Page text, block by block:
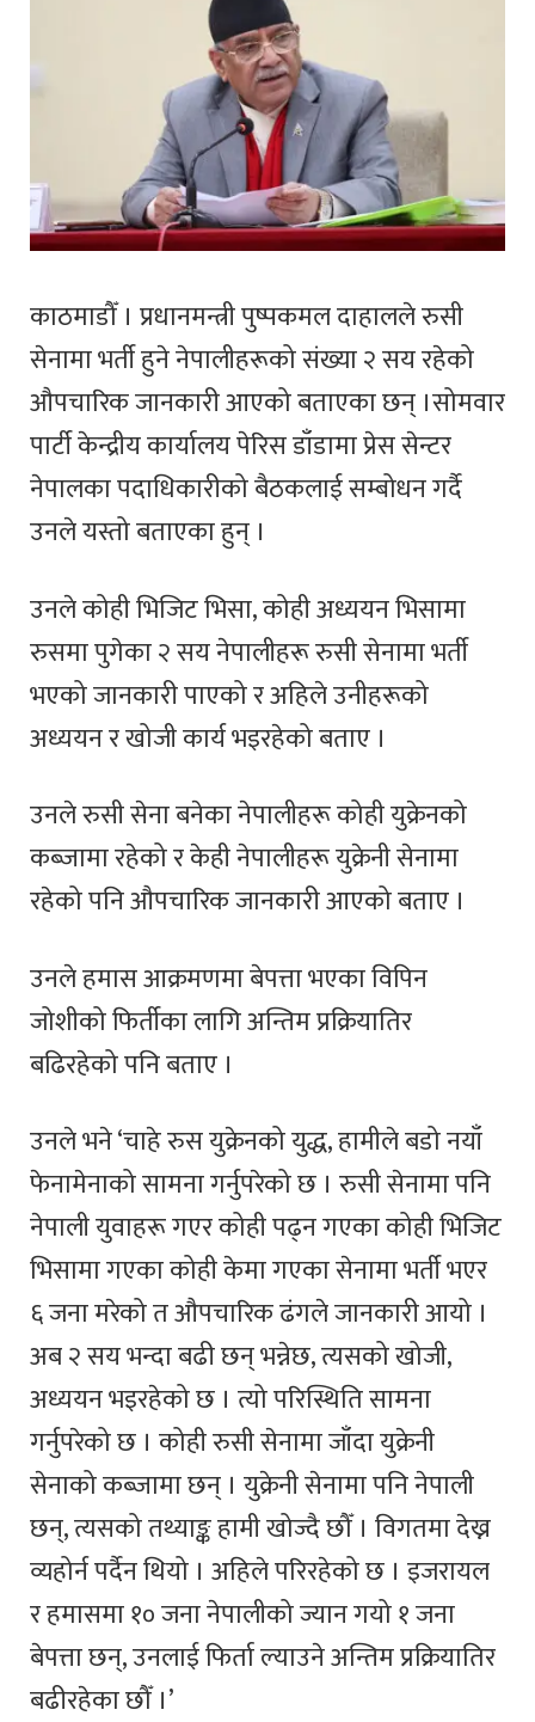
काठमाडौँ । प्रधानमन्त्री पुष्पकमल दाहालले रुसी
सेनामा भर्ती हुने नेपालीहरूको संख्या २ सय रहेको
औपचारिक जानकारी आएको बताएका छन् ।सोमवार
पार्टी केन्द्रीय कार्यालय पेरिस डाँडामा प्रेस सेन्टर
नेपालका पदाधिकारीको बैठकलाई सम्बोधन गर्दै
उनले यस्तो बताएका हुन् ।
उनले कोही भिजिट भिसा, कोही अध्ययन भिसामा
रुसमा पुगेका २ सय नेपालीहरू रुसी सेनामा भर्ती
भएको जानकारी पाएको र अहिले उनीहरूको
अध्ययन र खोजी कार्य भइरहेको बताए ।
उनले रुसी सेना बनेका नेपालीहरू कोही युक्रेनको
कब्जामा रहेको र केही नेपालीहरू युक्रेनी सेनामा
रहेको पनि औपचारिक जानकारी आएको बताए ।
उनले हमास आक्रमणमा बेपत्ता भएका विपिन
जोशीको फिर्तीका लागि अन्तिम प्रक्रियातिर
बढिरहेको पनि बताए ।
उनले भने ‘चाहे रुस युक्रेनको युद्ध, हामीले बडो नयाँ
फेनामेनाको सामना गर्नुपरेको छ । रुसी सेनामा पनि
नेपाली युवाहरू गएर कोही पढ्न गएका कोही भिजिट
भिसामा गएका कोही केमा गएका सेनामा भर्ती भएर
६ जना मरेको त औपचारिक ढंगले जानकारी आयो ।
अब २ सय भन्दा बढी छन् भन्नेछ, त्यसको खोजी,
अध्ययन भइरहेको छ । त्यो परिस्थिति सामना
गर्नुपरेको छ । कोही रुसी सेनामा जाँदा युक्रेनी
सेनाको कब्जामा छन् । युक्रेनी सेनामा पनि नेपाली
छन्, त्यसको तथ्याङ्क हामी खोज्दै छौँ । विगतमा देख्न
व्यहोर्न पर्दैन थियो । अहिले परिरहेको छ । इजरायल
र हमासमा १० जना नेपालीको ज्यान गयो १ जना
बेपत्ता छन्, उनलाई फिर्ता ल्याउने अन्तिम प्रक्रियातिर
बढीरहेका छौँ ।’